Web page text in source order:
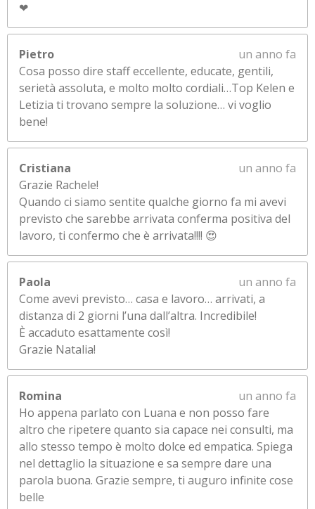
❤
Pietro
un anno fa
Cosa posso dire staff eccellente, educate, gentili,
serietà assoluta, e molto molto cordiali…Top Kelen e
Letizia ti trovano sempre la soluzione… vi voglio
bene!
Cristiana
un anno fa
Grazie Rachele!
Quando ci siamo sentite qualche giorno fa mi avevi
previsto che sarebbe arrivata conferma positiva del
lavoro, ti confermo che è arrivata!!!! 😍
Paola
un anno fa
Come avevi previsto… casa e lavoro… arrivati, a
distanza di 2 giorni l’una dall’altra. Incredibile!
È accaduto esattamente così!
Grazie Natalia!
Romina
un anno fa
Ho appena parlato con Luana e non posso fare
altro che ripetere quanto sia capace nei consulti, ma
allo stesso tempo è molto dolce ed empatica. Spiega
nel dettaglio la situazione e sa sempre dare una
parola buona. Grazie sempre, ti auguro infinite cose
belle